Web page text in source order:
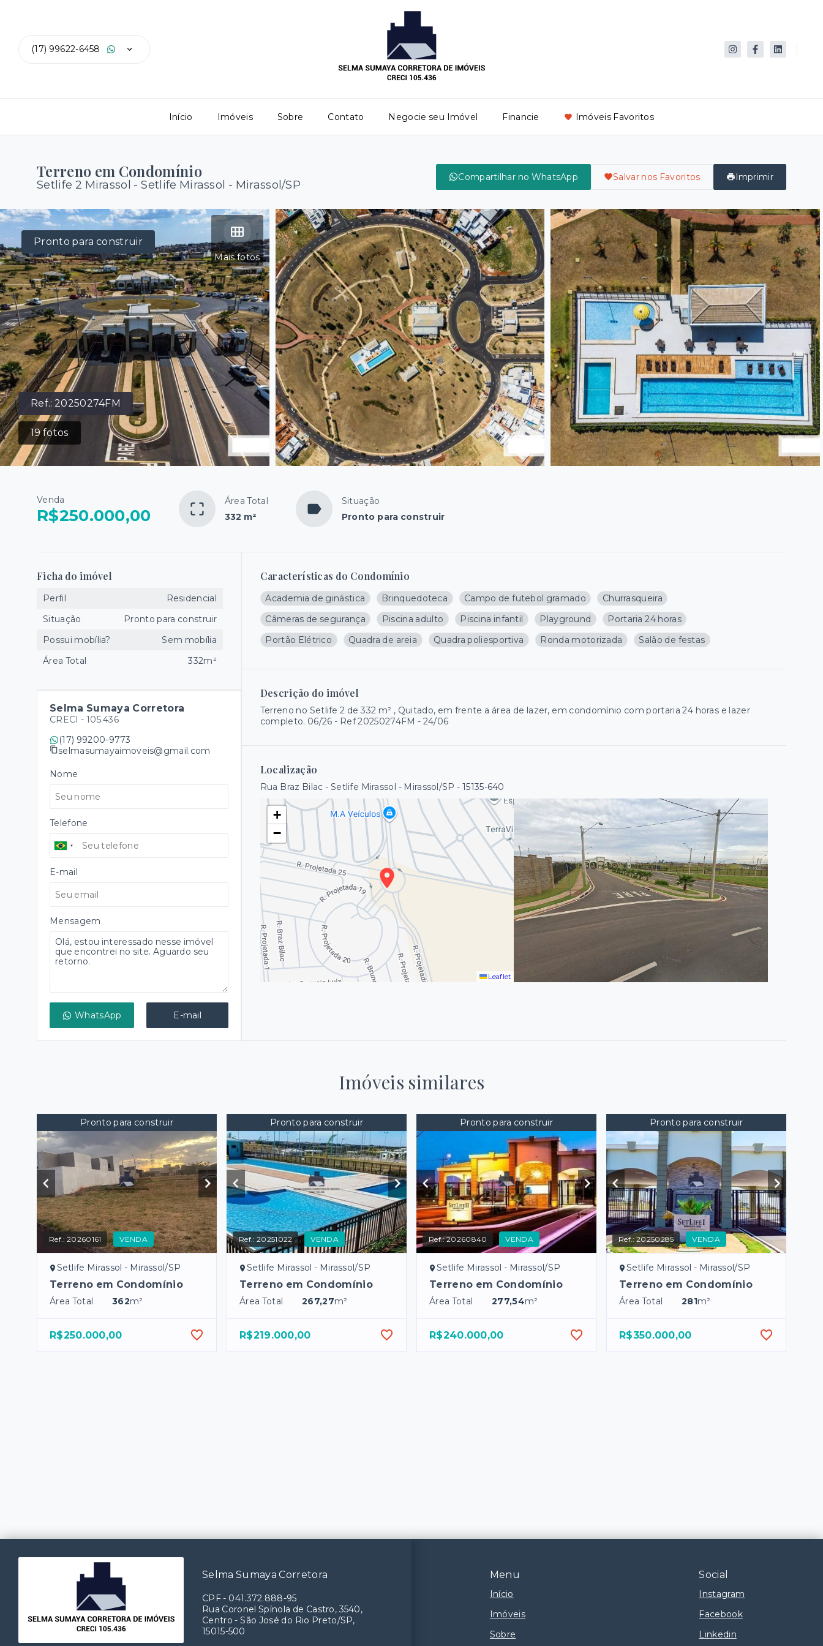
(17) 99622-6458
Início Imóveis Sobre Contato Negocie seu Imóvel Financie Imóveis Favoritos
Terreno em Condomínio
Setlife 2 Mirassol -Setlife Mirassol - Mirassol/SP
Compartilhar no WhatsApp Salvar nos Favoritos Imprimir
Ref.: 20250274FM
19fotos
Mais fotos
Pronto para construir
Venda
R$250.000,00
Área Total
332 m²
Situação
Pronto para construir
Características do Condomínio
Academia de ginástica Brinquedoteca Campo de futebol gramado
Churrasqueira
Câmeras de segurança
Piscina adulto Piscina infantil Playground
Portaria 24 horas
Portão Elétrico
Quadra de areia Quadra poliesportiva Ronda motorizada Salão de festas
Descrição do imóvel
Terreno no Setlife 2 de 332 m² , Quitado, em frente a área de lazer, em condomínio com portaria 24 horas e lazer
completo. 06/26 - Ref 20250274FM - 24/06
Localização
Rua Braz Bilac - Setlife Mirassol - Mirassol/SP - 15135-640
+
−
Leaflet
Ficha do imóvel
Perfil
Residencial
Situação
Pronto para construir
Possui mobília?
Sem mobília
Área Total
332m²
Selma Sumaya Corretora
CRECI - 105.436
(17) 99200-9773
selmasumayaimoveis@gmail.com
Nome
Telefone
E-mail
Mensagem
WhatsApp E-mail
Imóveis similares
Pronto para construir
Ref.:20260161 VENDA
Setlife Mirassol - Mirassol/SP
Terreno em Condomínio
Área Total 362m²
R$250.000,00
Pronto para construir
Ref.:20251022 VENDA
Setlife Mirassol - Mirassol/SP
Terreno em Condomínio
Área Total 267,27m²
R$219.000,00
Pronto para construir
Ref.:20260840 VENDA
Setlife Mirassol - Mirassol/SP
Terreno em Condomínio
Área Total 277,54m²
R$240.000,00
Pronto para construir
Ref.:20250285 VENDA
Setlife Mirassol - Mirassol/SP
Terreno em Condomínio
Área Total 281m²
R$350.000,00
Menu
Início
Imóveis
Sobre
Social
Instagram
Facebook
Linkedin
Selma Sumaya Corretora
CPF- 041.372.888-95
Rua Coronel Spínola de Castro, 3540,
Centro - São José do Rio Preto/SP,
15015-500